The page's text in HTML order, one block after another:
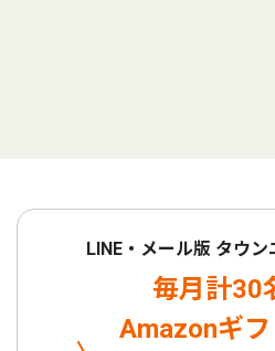
LINE・メール版 タウ
毎月計30
Amazonギ